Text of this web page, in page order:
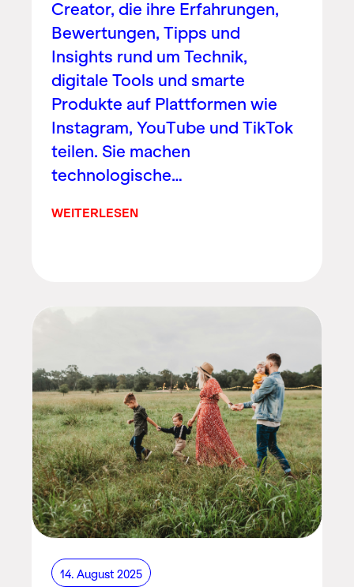
Creator, die ihre Erfahrungen,
Bewertungen, Tipps und
Insights rund um Technik,
digitale Tools und smarte
Produkte auf Plattformen wie
Instagram, YouTube und TikTok
teilen. Sie machen
technologische…
WEITERLESEN
14. August 2025